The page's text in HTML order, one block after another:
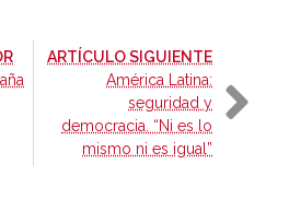
-
ARTÍCULO SIGUIENTE-
América Latina:
seguridad y
democracia. “Ni es lo
mismo ni es igual”